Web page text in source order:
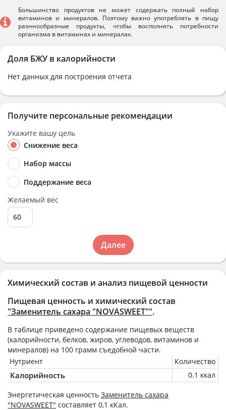
Химический состав и анализ пищевой ценности
Пищевая ценность и химический состав
"Заменитель сахара "NOVASWEET"".
В таблице приведено содержание пищевых веществ
(калорийности, белков, жиров, углеводов, витаминов и
минералов) на 100 грамм съедобной части.
Нутриент
Количество
Калорийность 0.1 ккал
Энергетическая ценность Заменитель сахара
"NOVASWEET" составляет 0,1 кКал.
Большинство продуктов не может содержать полный набор
витаминов и минералов. Поэтому важно употреблять в пищу
разннообразные продукты, чтобы восполнять потребности
организма в витаминах и минералах.
Доля БЖУ в калорийности
Нет данных для построения отчета
Получите персональные рекомендации
Укажите вашу цель
Снижение веса
Набор массы
Поддержание веса
Желаемый вес
Далее